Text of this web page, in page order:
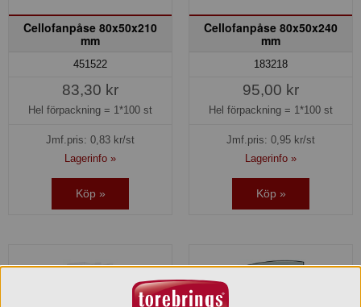
Cellofanpåse 80x50x210
mm
451522
83,30 kr
Hel förpackning = 1*100 st
Jmf.pris: 0,83 kr/st
Lagerinfo »
Köp »
Cellofanpåse 80x50x240
mm
183218
95,00 kr
Hel förpackning = 1*100 st
Jmf.pris: 0,95 kr/st
Lagerinfo »
Köp »